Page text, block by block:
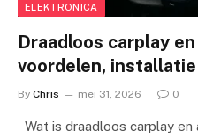
ELEKTRONICA
Draadloos carplay
voordelen,
By Chris mei 31, 2026 0
Wat is draadloos carplay